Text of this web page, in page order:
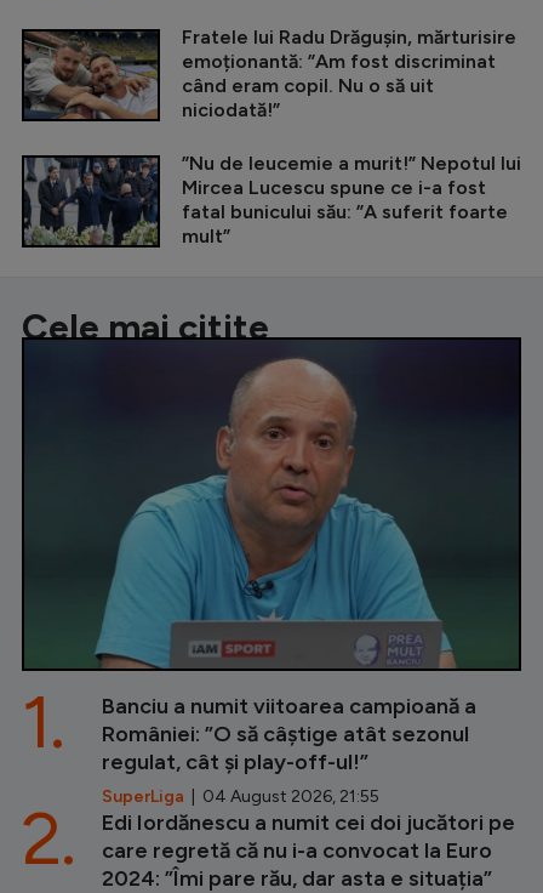
Fratele lui Radu Drăgușin, mărturisire
emoționantă: ”Am fost discriminat
când eram copil. Nu o să uit
niciodată!”
”Nu de leucemie a murit!” Nepotul lui
Mircea Lucescu spune ce i-a fost
fatal bunicului său: ”A suferit foarte
mult”
Cele mai citite
Banciu a numit viitoarea campioană a
României: ”O să câștige atât sezonul
regulat, cât și play-off-ul!”
SuperLiga | 04 August 2026, 21:55
1.
Edi Iordănescu a numit cei doi jucători pe
care regretă că nu i-a convocat la Euro
2024: ”Îmi pare rău, dar asta e situația”
2.